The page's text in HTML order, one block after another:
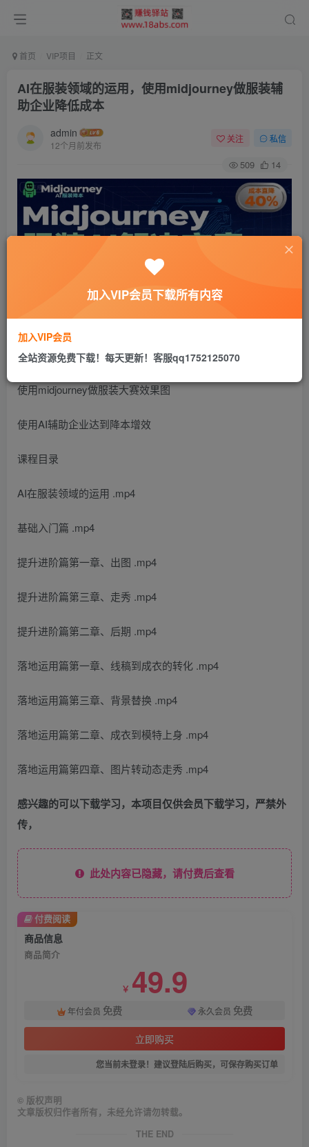
首页 VIP项目 正文
AI在服装领域的运用，使用midjourney做服装辅
助企业降低成本
admin
12个月前发布
关注 私信
509 14
熟悉AI在服装领域的运用介绍
使用midjourney做服装大赛效果图
使用AI辅助企业达到降本增效
课程目录
AI在服装领域的运用 .mp4
基础入门篇 .mp4
提升进阶篇第一章、出图 .mp4
提升进阶篇第三章、走秀 .mp4
提升进阶篇第二章、后期 .mp4
落地运用篇第一章、线稿到成衣的转化 .mp4
落地运用篇第三章、背景替换 .mp4
落地运用篇第二章、成衣到模特上身 .mp4
落地运用篇第四章、图片转动态走秀 .mp4
感兴趣的可以下载学习，本项目仅供会员下载学习，严禁外
传，
此处内容已隐藏，请付费后查看
商品信息
商品简介
￥ 49.9
年付会员 免费 永久会员 免费
立即购买
您当前未登录！建议登陆后购买，可保存购买订单
付费阅读
© 版权声明
文章版权归作者所有，未经允许请勿转载。
THE END
加入VIP会员下载所有内容
加入VIP会员
全站资源免费下载！每天更新！客服qq1752125070